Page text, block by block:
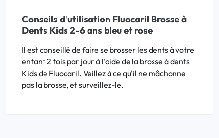
Conseils d'utilisation Fluocaril Brosse à
Dents Kids 2-6 ans bleu et rose
Il est conseillé de faire se brosser les dents à votre
enfant 2 fois par jour à l'aide de la brosse à dents
Kids de Fluocaril. Veillez à ce qu'il ne mâchonne
pas la brosse, et surveillez-le.